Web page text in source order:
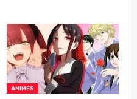
ANIMES